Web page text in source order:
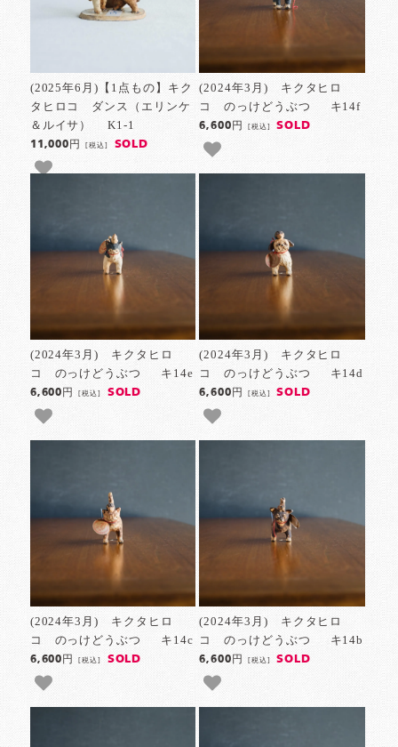
(2025年6月)【1点もの】キク
タヒロコ ダンス（エリンケ
＆ルイサ） K1-1
11,000円[税込] SOLD
(2024年3月) キクタヒロ
コ のっけどうぶつ キ14f
6,600円 [税込] SOLD
(2024年3月) キクタヒロ
コ のっけどうぶつ キ14e
6,600円[税込] SOLD
(2024年3月) キクタヒロ
コ のっけどうぶつ キ14d
6,600円 [税込] SOLD
(2024年3月) キクタヒロ
コ のっけどうぶつ キ14c
6,600円[税込] SOLD
(2024年3月) キクタヒロ
コ のっけどうぶつ キ14b
6,600円 [税込] SOLD